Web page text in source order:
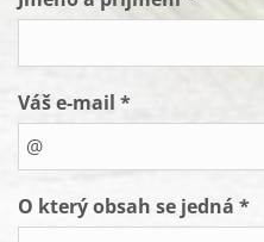
Váš e-mail *
O který obsah se jedná *